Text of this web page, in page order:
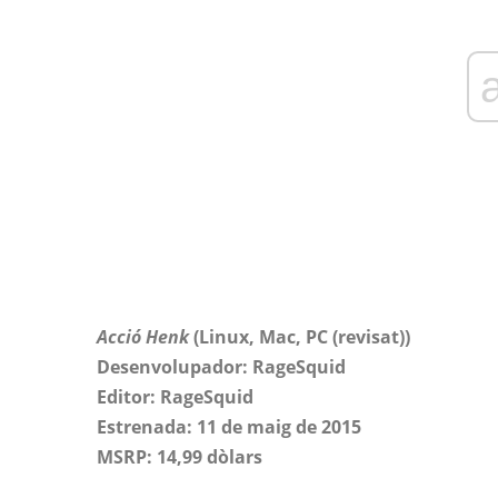
Acció Henk(Linux, Mac, PC (revisat))
Desenvolupador: RageSquid
Editor: RageSquid
Estrenada: 11 de maig de 2015
MSRP: 14,99 dòlars